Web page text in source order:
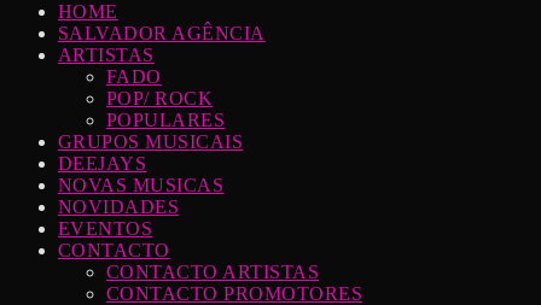
HOME
SALVADOR AGÊNCIA
ARTISTAS
FADO
POP/ ROCK
POPULARES
GRUPOS MUSICAIS
DEEJAYS
NOVAS MUSICAS
NOVIDADES
EVENTOS
CONTACTO
CONTACTO ARTISTAS
CONTACTO PROMOTORES